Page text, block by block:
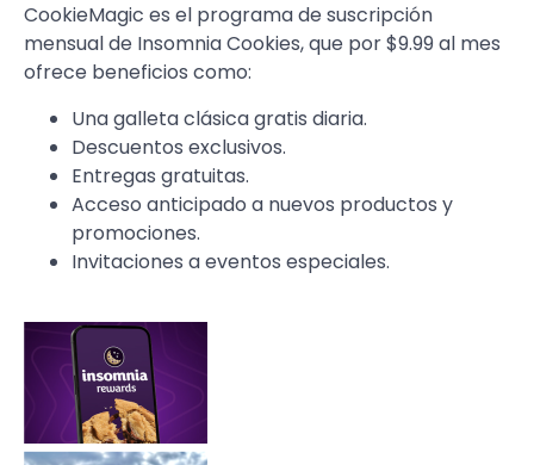
CookieMagic es el programa de suscripción
mensual de Insomnia Cookies, que por $9.99 al mes
ofrece beneficios como:
Una galleta clásica gratis diaria.
Descuentos exclusivos.
Entregas gratuitas.
Acceso anticipado a nuevos productos y
promociones.
Invitaciones a eventos especiales.